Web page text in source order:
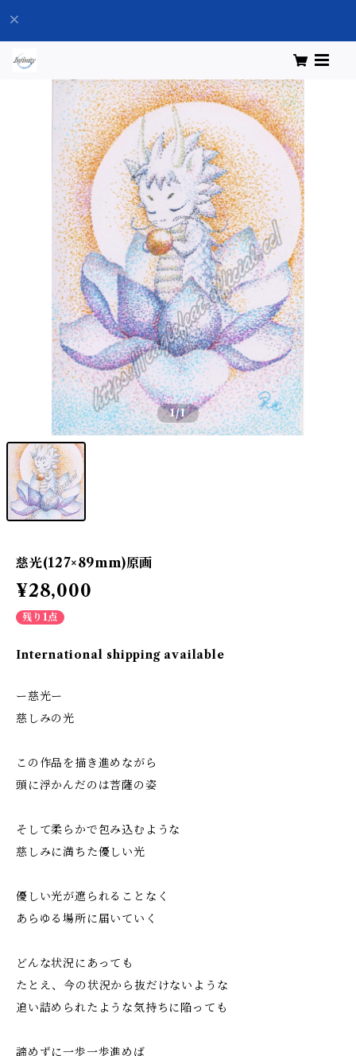
1/1
慈光(127×89mm)原画
¥28,000
残り1点
International shipping available
ー慈光ー
慈しみの光
この作品を描き進めながら
頭に浮かんだのは菩薩の姿
そして柔らかで包み込むような
慈しみに満ちた優しい光
優しい光が遮られることなく
あらゆる場所に届いていく
どんな状況にあっても
たとえ、今の状況から抜だけないような
追い詰められたような気持ちに陥っても
諦めずに一歩一歩進めば